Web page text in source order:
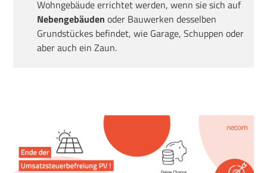
Wohngebäude errichtet werden, wenn sie sich auf
Nebengebäuden oder Bauwerken desselben
Grundstückes befindet, wie Garage, Schuppen oder
aber auch ein Zaun.